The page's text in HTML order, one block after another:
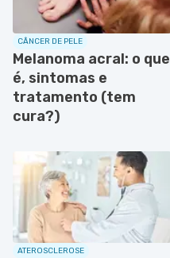
CÂNCER DE PELE
Melanoma acral: o que
é, sintomas e
tratamento (tem
cura?)
ATEROSCLEROSE